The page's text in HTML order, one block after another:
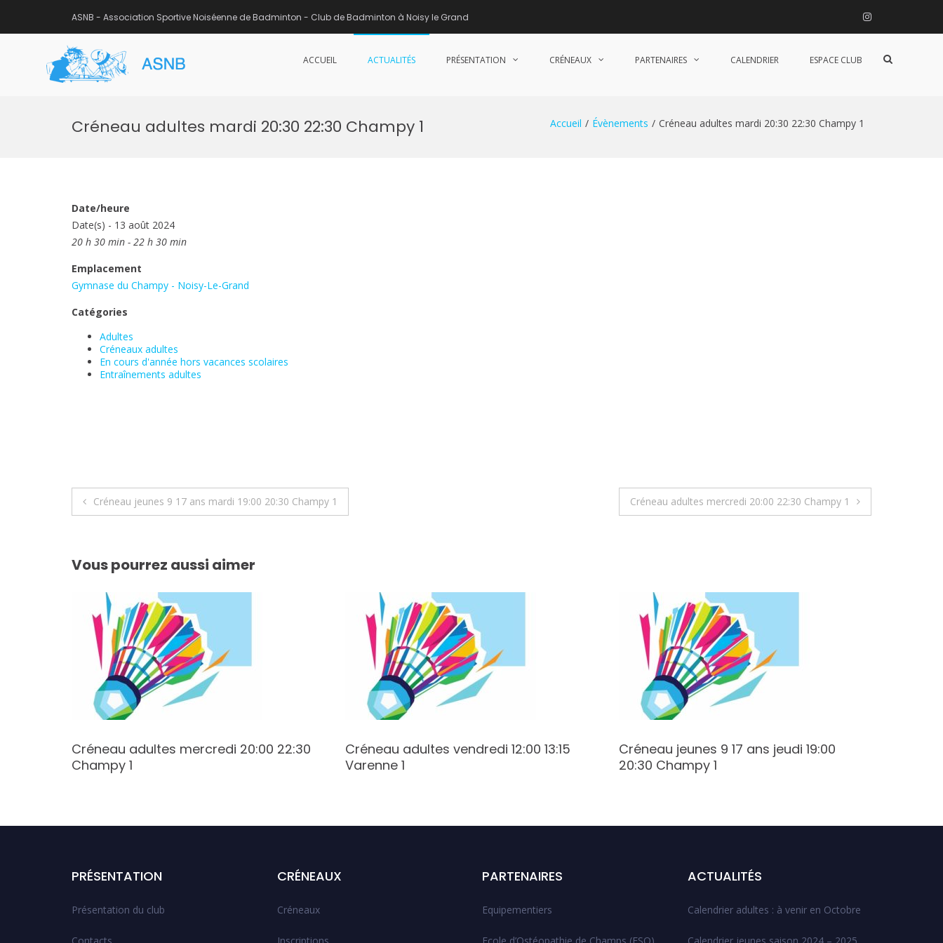
ASNB - Association Sportive Noiséenne de Badminton - Club de Badminton à Noisy le Grand Instagram
ACCUEIL ACTUALITÉS PRÉSENTATION CRÉNEAUX PARTENAIRES CALENDRIER ESPACE CLUB
Afficher
Créneau adultes mardi 20:30 22:30 Champy 1 Accueil Évènements Créneau adultes mardi 20:30 22:30 Champy 1
Date/heure
Date(s) - 13 août 2024
20 h 30 min - 22 h 30 min
Emplacement
Gymnase du Champy - Noisy-Le-Grand
Catégories
Adultes
Créneaux adultes
En cours d'année hors vacances scolaires
Entraînements adultes
Navigation
l’article
Créneau jeunes 9 17 ans mardi 19:00 20:30 Champy 1 Créneau adultes mercredi 20:00 22:30 Champy 1
Vous pourrez aussi aimer
Créneau adultes mercredi 20:00 22:30
Champy 1
Créneau adultes vendredi 12:00 13:15
Varenne 1
Créneau jeunes 9 17 ans jeudi 19:00
20:30 Champy 1
PRÉSENTATION
Présentation du club
CRÉNEAUX
Créneaux
PARTENAIRES
Equipementiers
ACTUALITÉS
Calendrier adultes : à venir en Octobre